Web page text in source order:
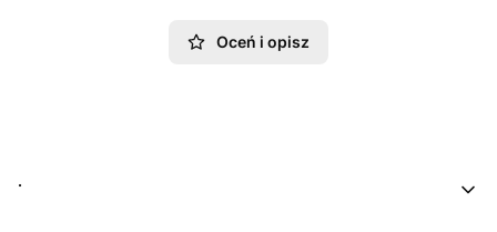
Oceń i opisz
Linki w stopce
.